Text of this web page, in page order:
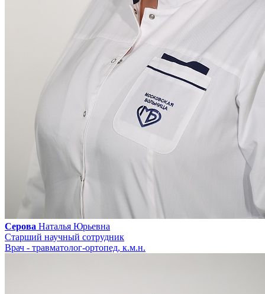
Серова Наталья Юрьевна
Старший научный сотрудник
Врач - травматолог-ортопед, к.м.н.